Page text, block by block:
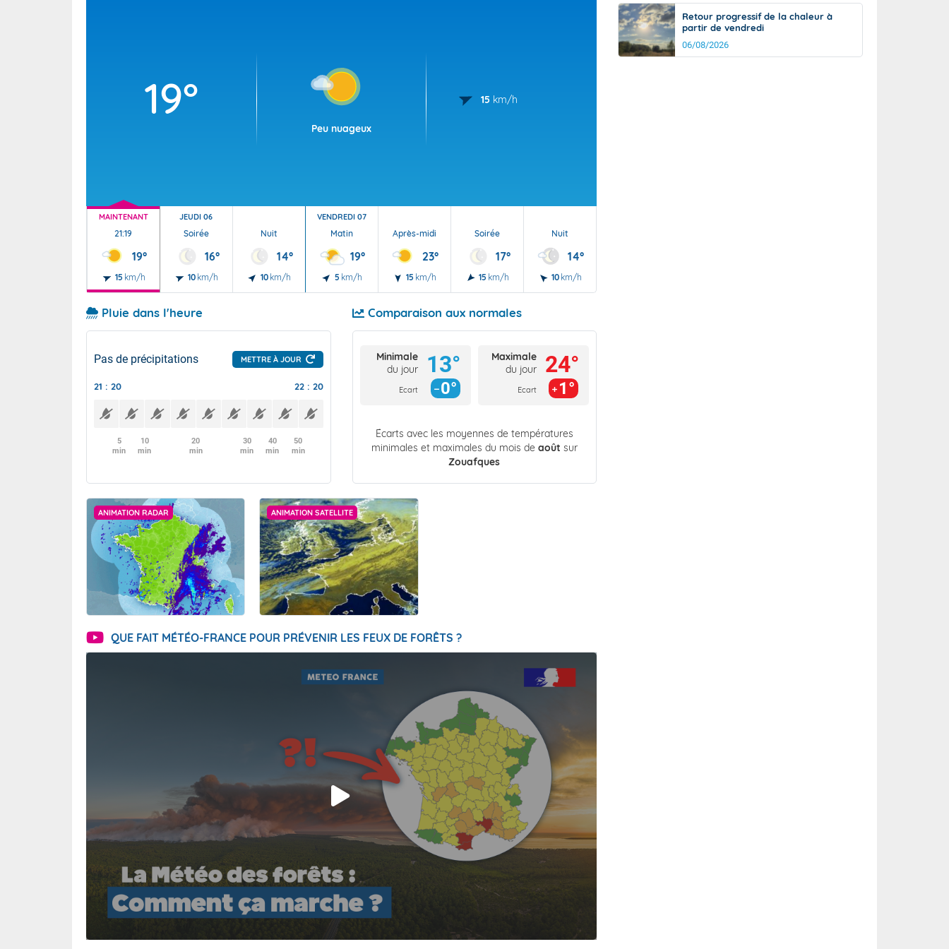
19°
Peu nuageux
15 km/h
MAINTENANT
21:19
19°
15 km/h
JEUDI 06
Soirée
16°
10 km/h
Nuit
14°
10 km/h
VENDREDI 07
Matin
19°
5 km/h
Après-midi
23°
15 km/h
Soirée
17°
15 km/h
Nuit
14°
10 km/h
Pluie dans l'heure
Pas de précipitations METTRE À JOUR
21 : 20 22 : 20
5
min
10
min
20
min
30
min
40
min
50
min
Comparaison aux normales
Minimale
du jour
Ecart
13°
0°
Maximale
du jour
Ecart
24°
1°
Écarts avec les moyennes de températures
minimales et maximales du mois de août sur
Zouafques
ANIMATION RADAR ANIMATION SATELLITE
QUE FAIT MÉTÉO-FRANCE POUR PRÉVENIR LES FEUX DE FORÊTS ?
Retour progressif de la chaleur à
partir de vendredi
06/08/2026